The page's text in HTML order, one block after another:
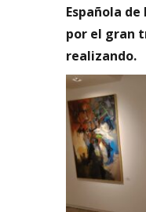
Española
por el gran
realizando.